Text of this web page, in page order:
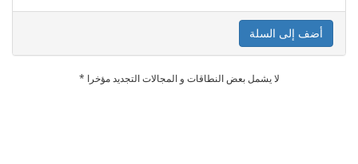
أضف إلى السلة
* لا يشمل بعض النطاقات و المجالات التجديد مؤخرا